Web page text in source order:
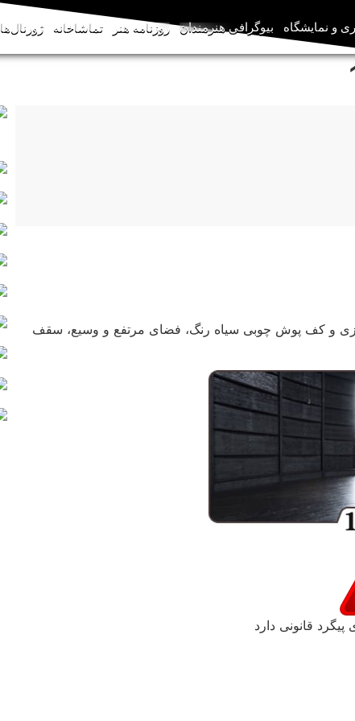
و نمایشگاه بیوگرافی هنرمندان روزنامه هنر تماشاخانه ژورنال‌ها
و کف پوش چوبی سیاه رنگ، فضای مرتفع و وسیع، سقف
قانونی دارد